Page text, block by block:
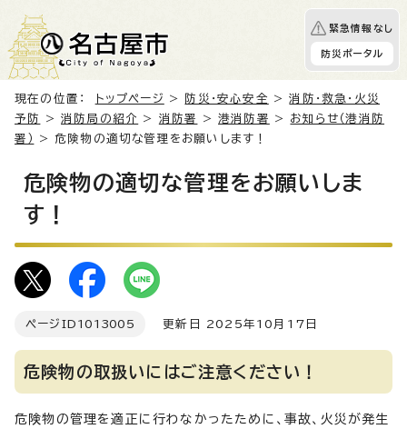
緊急情報なし
防災ポータル
現在の位置： トップページ > 防災・安心安全 >消防・救急・火災
予防
>消防局の紹介 > 消防署 >港消防署 > お知らせ（港消防
署）
> 危険物の適切な管理をお願いします！
危険物の適切な管理をお願いしま
す！
ページID 1013005 更新日 2025年10月17日
危険物の取扱いにはご注意ください！
危険物の管理を適正に行わなかったために、事故、火災が発生